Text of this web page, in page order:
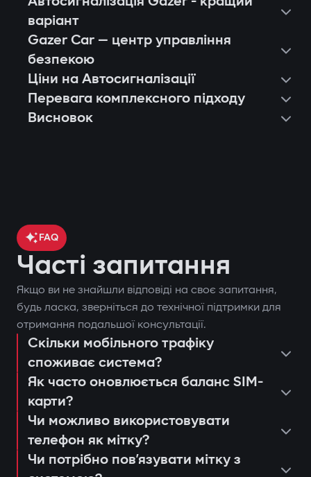
контроль місцезнаходження
автомобіля через GPS;
блокування двигуна при спробі
несанкціонованого запуску;
сповіщення через застосунок Gazer
Car;
дистанційний автозапуск двигуна;
ведення журналу подій та спроб
варіант
Захист від «електронної вудки»
Використання цифрової мітки з
шифруванням AES128, яку неможливо
Gazer Car — центр управління
безпекою
поставити чи зняти автомобіль з
охорони;
запустити двигун дистанційно;
переглянути останні спрацьовування
або дії системи;
налаштувати push-сповіщення та
Ціни на Автосигналізації
консультація та підбір оптимальної
Перевага комплексного підходу
Висновок
FAQ
Часті запитання
Якщо ви не знайшли відповіді на своє запитання,
будь ласка, зверніться до технічної підтримки для
отримання подальшої консультації.
Скільки мобільного трафіку
споживає система?
Як часто оновлюється баланс SIM-
карти?
Чи можливо використовувати
телефон як мітку?
Чи потрібно повʼязувати мітку з